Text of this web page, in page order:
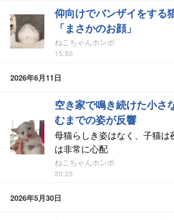
仰向けでバンザイをする
「まさかのお顔」
ねこちゃんホンポ
15:50
2026年6月11日
空き家で鳴き続けた小さ
むまでの姿が反響
母猫らしき姿はなく、子猫
は非常に心配
ねこちゃんホンポ
20:25
2026年5月30日